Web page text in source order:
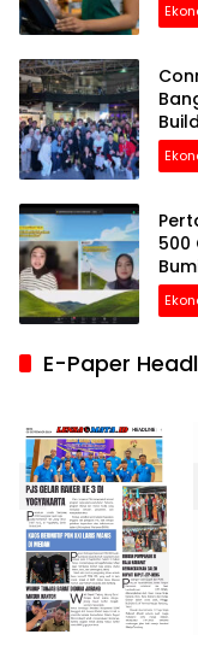
500
E-Paper